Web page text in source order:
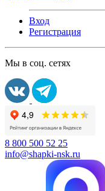
Вход
Регистрация
Мы в соц. сетях
8 800 500 52 25
info@shapki-nsk.ru